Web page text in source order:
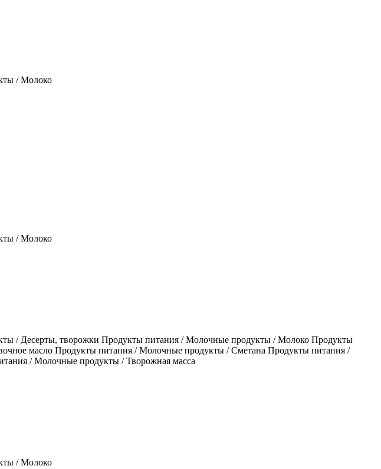
/ Молоко
/ Молоко
/ Десерты, творожки Продукты питания / Молочные продукты / Молоко Продукты
масло Продукты питания / Молочные продукты / Сметана Продукты питания /
/ Молочные продукты / Творожная масса
/ Молоко